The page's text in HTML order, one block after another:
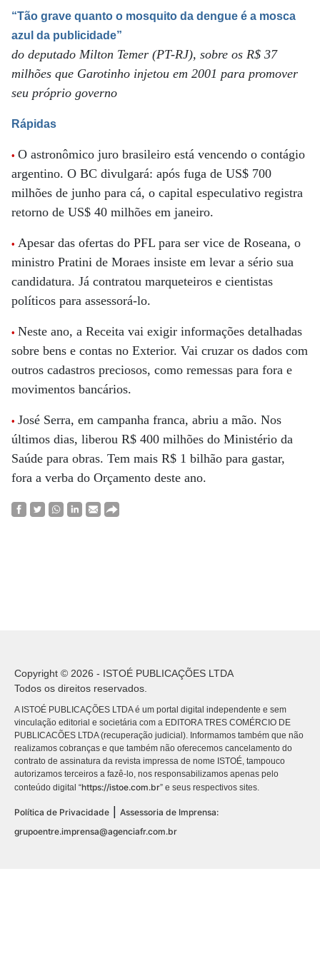
“Tão grave quanto o mosquito da dengue é a mosca
azul da publicidade”
do deputado Milton Temer (PT-RJ), sobre os R$ 37
milhões que Garotinho injetou em 2001 para promover
seu próprio governo
Rápidas
• O astronômico juro brasileiro está vencendo o contágio
argentino. O BC divulgará: após fuga de US$ 700
milhões de junho para cá, o capital especulativo registra
retorno de US$ 40 milhões em janeiro.
• Apesar das ofertas do PFL para ser vice de Roseana, o
ministro Pratini de Moraes insiste em levar a sério sua
candidatura. Já contratou marqueteiros e cientistas
políticos para assessorá-lo.
• Neste ano, a Receita vai exigir informações detalhadas
sobre bens e contas no Exterior. Vai cruzar os dados com
outros cadastros preciosos, como remessas para fora e
movimentos bancários.
• José Serra, em campanha franca, abriu a mão. Nos
últimos dias, liberou R$ 400 milhões do Ministério da
Saúde para obras. Tem mais R$ 1 bilhão para gastar,
fora a verba do Orçamento deste ano.
Copyright © 2026 - ISTOÉ PUBLICAÇÕES LTDA
Todos os direitos reservados.
A ISTOÉ PUBLICAÇÕES LTDA é um portal digital independente e sem
vinculação editorial e societária com a EDITORA TRES COMÉRCIO DE
PUBLICACÕES LTDA (recuperação judicial). Informamos também que não
realizamos cobranças e que também não oferecemos cancelamento do
contrato de assinatura da revista impressa de nome ISTOÉ, tampouco
autorizamos terceiros a fazê-lo, nos responsabilizamos apenas pelo
conteúdo digital “https://istoe.com.br” e seus respectivos sites.
Política de Privacidade
Assessoria de Imprensa:
grupoentre.imprensa@agenciafr.com.br